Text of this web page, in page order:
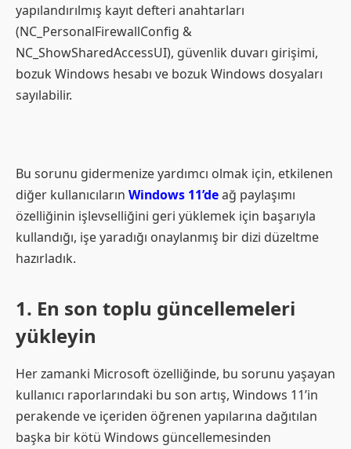
yapılandırılmış kayıt defteri anahtarları
(NC_PersonalFirewallConfig &
NC_ShowSharedAccessUI), güvenlik duvarı girişimi,
bozuk Windows hesabı ve bozuk Windows dosyaları
sayılabilir.
Bu sorunu gidermenize yardımcı olmak için, etkilenen
diğer kullanıcıların Windows 11’deağ paylaşımı
özelliğinin işlevselliğini geri yüklemek için başarıyla
kullandığı, işe yaradığı onaylanmış bir dizi düzeltme
hazırladık.
1. En son toplu güncellemeleri
yükleyin
Her zamanki Microsoft özelliğinde, bu sorunu yaşayan
kullanıcı raporlarındaki bu son artış, Windows 11’in
perakende ve içeriden öğrenen yapılarına dağıtılan
başka bir kötü Windows güncellemesinden